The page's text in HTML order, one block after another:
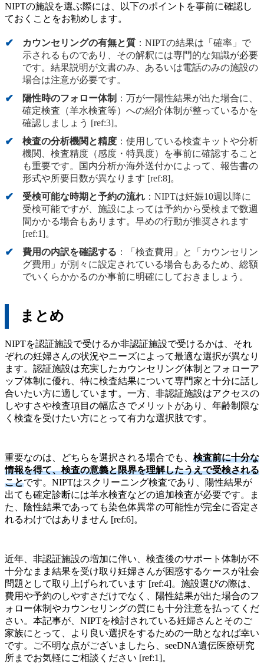
NIPTの施設を選ぶ際には、以下のポイントを事前に確認し
ておくことをお勧めします。
カウンセリングの有無と質 ：NIPTの結果は「確率」で
示されるものであり、その解釈には専門的な知識が必要
です。結果説明が文書のみ、あるいは電話のみの施設の
場合は注意が必要です。
陽性時のフォロー体制 ：万が一陽性結果が出た場合に、
確定検査（羊水検査等）への紹介体制が整っているかを
確認しましょう [ref:3]。
検査の分析機関と精度 ：使用している検査キットや分析
機関、検査精度（感度・特異度）を事前に確認すること
も重要です。国内分析か海外送付かによって、報告書の
形式や所要日数が異なります [ref:8]。
受検可能な時期と予約の流れ ：NIPTは妊娠10週以降に
受検可能ですが、施設によっては予約から受検まで数週
間かかる場合もあります。早めの行動が推奨されます
[ref:1]。
費用の内訳を確認する ：「検査費用」と「カウンセリン
グ費用」が別々に設定されている場合もあるため、総額
でいくらかかるのか事前に明確にしておきましょう。
まとめ
NIPTを認証施設で受けるか非認証施設で受けるかは、それ
ぞれの妊婦さんの状況やニーズによって最適な選択が異なり
ます。認証施設は充実したカウンセリング体制とフォローア
ップ体制に優れ、特に検査結果について専門家と十分に話し
合いたい方に適しています。一方、非認証施設はアクセスの
しやすさや検査項目の幅広さでメリットがあり、年齢制限な
く検査を受けたい方にとって有力な選択肢です。
重要なのは、どちらを選択される場合でも、 検査前に十分な
情報を得て、検査の意義と限界を理解したうえで受検される
ことです。NIPTはスクリーニング検査であり、陽性結果が
出ても確定診断には羊水検査などの追加検査が必要です。ま
た、陰性結果であっても染色体異常の可能性が完全に否定さ
れるわけではありません [ref:6]。
近年、非認証施設の増加に伴い、検査後のサポート体制が不
十分なまま結果を受け取り妊婦さんが困惑するケースが社会
問題として取り上げられています [ref:4]。施設選びの際は、
費用や予約のしやすさだけでなく、陽性結果が出た場合のフ
ォロー体制やカウンセリングの質にも十分注意を払ってくだ
さい。本記事が、NIPTを検討されている妊婦さんとそのご
家族にとって、より良い選択をするための一助となれば幸い
です。ご不明な点がございましたら、seeDNA遺伝医療研究
所までお気軽にご相談ください [ref:1]。